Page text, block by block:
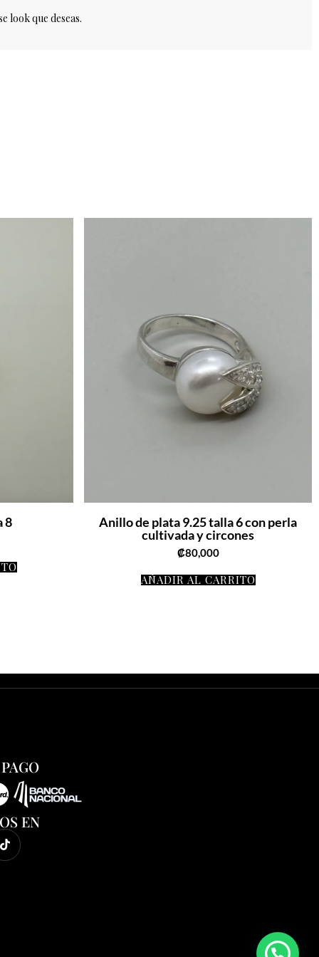
look que deseas.
8
Anillo de plata 9.25 talla 6 con perla
cultivada y circones
₡80,000
AÑADIR AL CARRITO
EN